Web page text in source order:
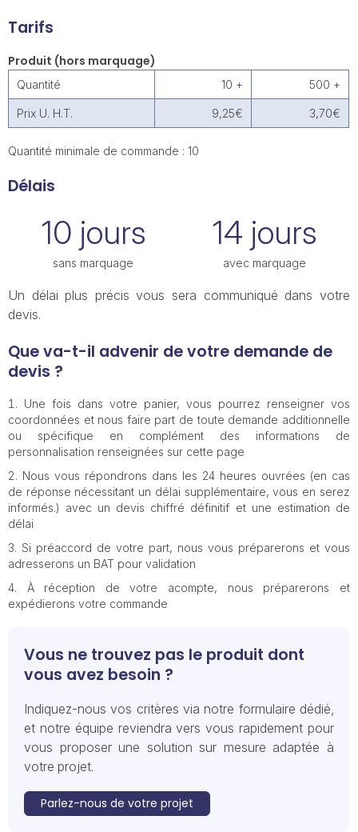
Tarifs
Produit (hors marquage)
Quantité 10 + 500 +
Prix U. H.T. 9,25€ 3,70€
Quantité minimale de commande : 10
Délais
10 jours
sans marquage
14 jours
avec marquage
Un délai plus précis vous sera communiqué dans votre
devis.
Que va-t-il advenir de votre demande de
devis ?
Une fois dans votre panier, vous pourrez renseigner vos
coordonnées et nous faire part de toute demande additionnelle
ou spécifique en complément des informations de
personnalisation renseignées sur cette page
Nous vous répondrons dans les 24 heures ouvrées (en cas
de réponse nécessitant un délai supplémentaire, vous en serez
informés.) avec un devis chiffré définitif et une estimation de
délai
Si préaccord de votre part, nous vous préparerons et vous
adresserons un BAT pour validation
À réception de votre acompte, nous préparerons et
expédierons votre commande
Vous ne trouvez pas le produit dont
vous avez besoin ?
Indiquez-nous vos critères via notre formulaire dédié,
et notre équipe reviendra vers vous rapidement pour
vous proposer une solution sur mesure adaptée à
votre projet.
Parlez-nous de votre projet